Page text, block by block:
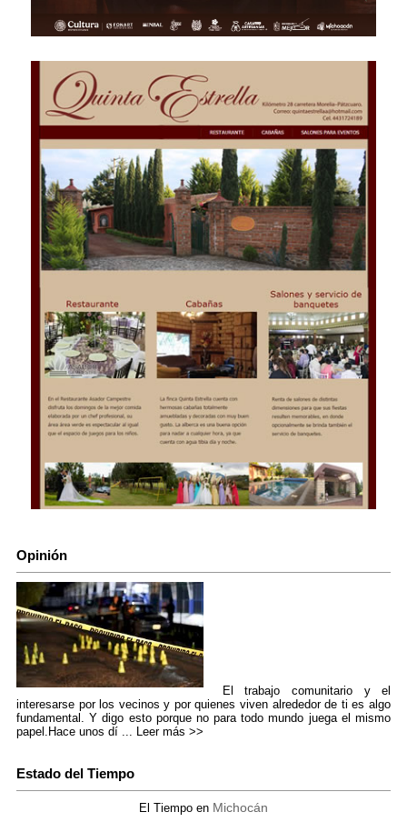
Opinión
El trabajo comunitario y el
interesarse por los vecinos y por quienes viven alrededor de ti es algo
fundamental. Y digo esto porque no para todo mundo juega el mismo
papel.Hace unos dí ...
Leer más >>
Estado del Tiempo
El Tiempo en Michocán